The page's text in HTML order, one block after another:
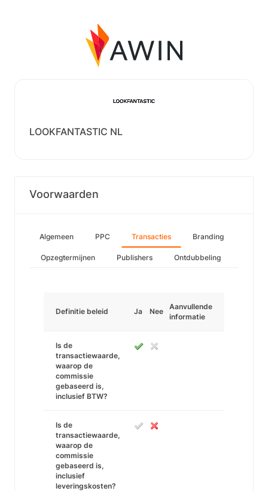
LOOKFANTASTIC NL
Voorwaarden
Algemeen PPC Transacties Branding
Opzegtermijnen Publishers Ontdubbeling
Definitie beleid Ja Nee
Aanvullende
informatie
Is de
transactiewaarde,
waarop de
commissie
gebaseerd is,
inclusief BTW?
Is de
transactiewaarde,
waarop de
commissie
gebaseerd is,
inclusief
leveringskosten?